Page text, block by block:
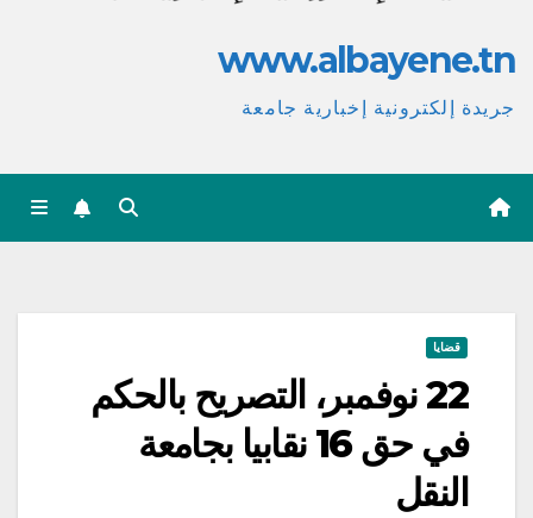
www.albayene.tn
جريدة إلكترونية إخبارية جامعة
قضايا
22 نوفمبر، التصريح بالحكم
في حق 16 نقابيا بجامعة
النقل